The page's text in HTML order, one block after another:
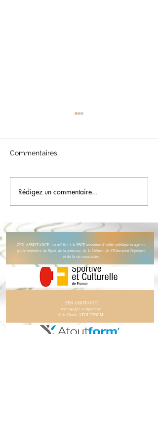
Assemblée générale
2026
Commentaires
Rédigez un commentaire...
ZEN ASSISTANCE est affiliée à la FSCF reconnue d’utilité publique et agréée
par le ministère du Sport, de la jeunesse, de la Culture, de l’Education Populaire
et de la vie associative
*
ZEN ASSISTANCE
est engagée et signataire
de la Charte ATOUTFORM’